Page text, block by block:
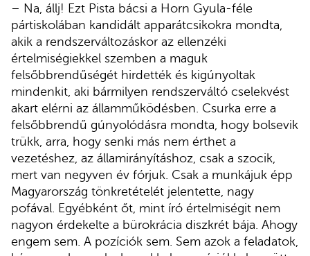
– Na, állj! Ezt Pista bácsi a Horn Gyula-féle
pártiskolában kandidált apparátcsikokra mondta,
akik a rendszerváltozáskor az ellenzéki
értelmiségiekkel szemben a maguk
felsőbbrendűségét hirdették és kigúnyoltak
mindenkit, aki bármilyen rendszerváltó cselekvést
akart elérni az államműködésben. Csurka erre a
felsőbbrendű gúnyolódásra mondta, hogy bolsevik
trükk, arra, hogy senki más nem érthet a
vezetéshez, az államirányításhoz, csak a szocik,
mert van negyven év fórjuk. Csak a munkájuk épp
Magyarország tönkretételét jelentette, nagy
pofával. Egyébként őt, mint író értelmiségit nem
nagyon érdekelte a bürokrácia diszkrét bája. Ahogy
engem sem. A pozíciók sem. Sem azok a feladatok,